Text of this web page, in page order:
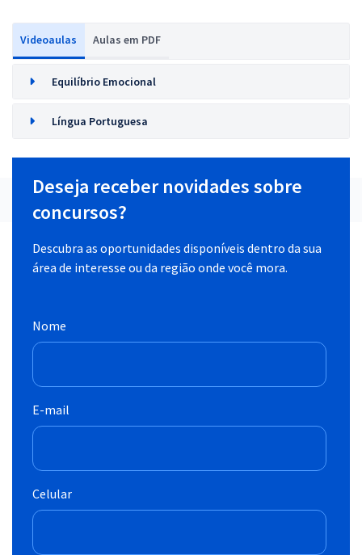
Videoaulas Aulas em PDF
Equilíbrio Emocional
Língua Portuguesa
Deseja receber novidades sobre
concursos?
Descubra as oportunidades disponíveis dentro da sua
área de interesse ou da região onde você mora.
Nome
E-mail
Celular